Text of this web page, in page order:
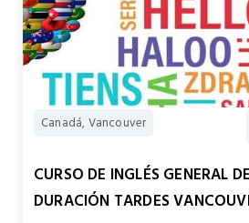
Canadá, Vancouver
CURSO DE INGLÉS GENERAL
DURACIÓN TARDES